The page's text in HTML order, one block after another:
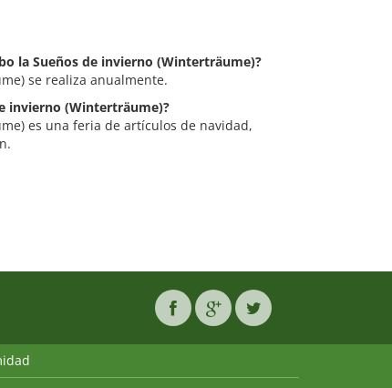
la Sueños de invierno (Winterträume)?
se realiza anualmente.
invierno (Winterträume)?
es una feria de artículos de navidad,